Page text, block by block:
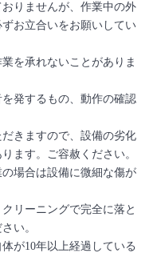
りませんが、作業中の外
お立合いをお願いしてい
を承れないことがありま
発するもの、動作の確認
きますので、設備の劣化
ます。ご容赦ください。
場合は設備に微細な傷が
リーニングで完全に落と
い。
が10年以上経過している